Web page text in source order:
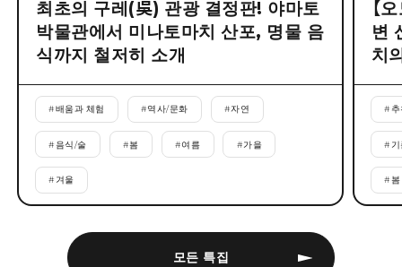
모든 특집
최초의 구레(吳) 관광 결정판! 야마토
박물관에서 미나토마치 산포, 명물 음
식까지 철저히 소개
#배움과 체험 #역사/문화 #자연
#음식/술 #봄 #여름 #가을
# 겨울
【
변
치
#
#
#봄